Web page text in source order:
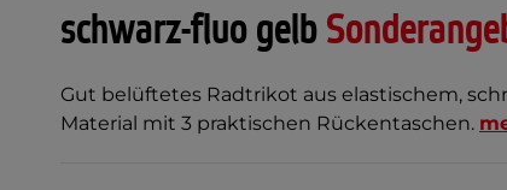
schwarz-fluo gelb
Gut belüftetes Radtrikot aus elastischem,
Material mit 3 praktischen Rückentaschen.